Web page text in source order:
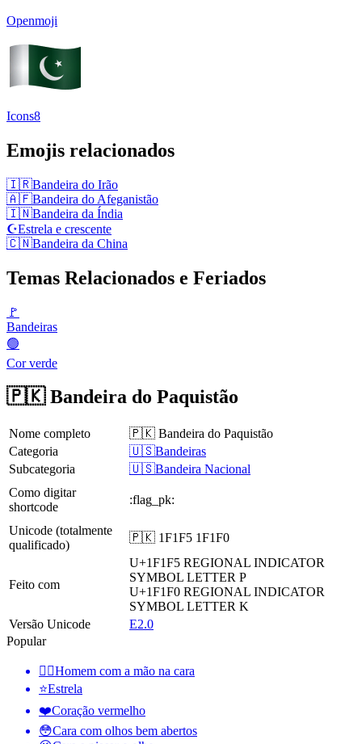
Openmoji
Icons8
Emojis relacionados
🇮🇷Bandeira do Irão
🇦🇫Bandeira do Afeganistão
🇮🇳Bandeira da Índia
☪️Estrela e crescente
🇨🇳Bandeira da China
Temas Relacionados e Feriados
🚩
Bandeiras
🟢
Cor verde
🇵🇰 Bandeira do Paquistão
Nome completo
🇵🇰 Bandeira do Paquistão
Categoria
🇺🇸Bandeiras
Subcategoria
🇺🇸Bandeira Nacional
Como digitar
shortcode
:flag_pk:
Unicode (totalmente
qualificado)
🇵🇰 1F1F5 1F1F0
Feito com
U+1F1F5 REGIONAL INDICATOR
SYMBOL LETTER P
U+1F1F0 REGIONAL INDICATOR
SYMBOL LETTER K
Versão Unicode
E2.0
Popular
🤦‍♂️Homem com a mão na cara
⭐Estrela
❤️Coração vermelho
😳Cara com olhos bem abertos